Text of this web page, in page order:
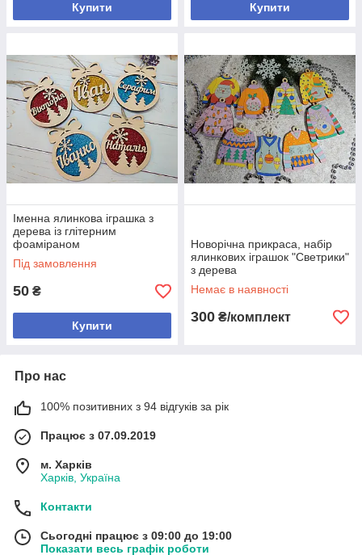
Купити Купити
Іменна ялинкова іграшка з
дерева із глітерним
фоаміраном
Під замовлення
50 ₴
Купити
Новорічна прикраса, набір
ялинкових іграшок "Светрики"
з дерева
Немає в наявності
300 ₴/комплект
Про нас
100% позитивних з 94 відгуків за рік
Працює з 07.09.2019
м. Харків
Харків, Україна
Контакти
Сьогодні працює з 09:00 до 19:00
Показати весь графік роботи